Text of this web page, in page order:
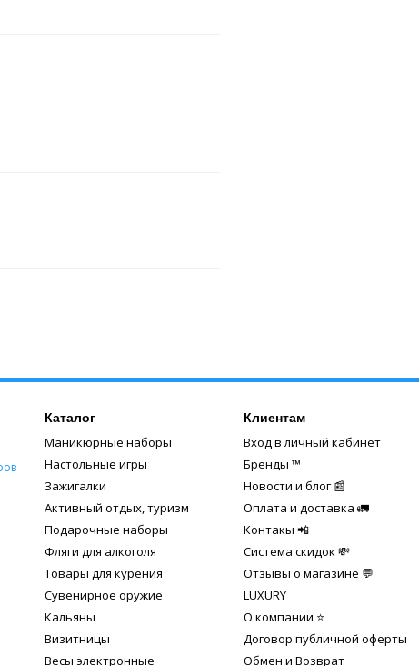
Каталог
Маникюрные наборы
Настольные игры
Зажигалки
Активный отдых, туризм
Подарочные наборы
Фляги для алкоголя
Товары для курения
Сувенирное оружие
Кальяны
Визитницы
Весы электронные
Клиентам
Вход в личный кабинет
Бренды ™️
Новости и блог 📰
Оплата и доставка 🚛
Контакы 📲
Система скидок 💸
Отзывы о магазине 💬
LUXURY
О компании ⭐
Договор публичной оферты
Обмен и Возврат